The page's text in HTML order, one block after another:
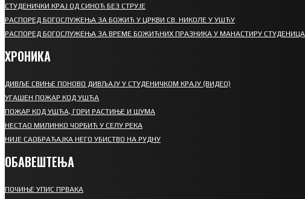
СТУДЕНИЧКИ КРАЈ ОД СИНОЋ БЕЗ СТРУЈЕ
РАСПОРЕД БОГОСЛУЖЕЊА ЗА БОЖИЋ У ЦРКВИ СВ. НИКОЛЕ У УШЋУ
РАСПОРЕД БОГОСЛУЖЕЊА ЗА ВРЕМЕ БОЖИЋНИХ ПРАЗНИКА У МАНАСТИРУ СТУДЕНИЦА
ХРОНИКА
ДИВЉЕ СВИЊЕ ПОНОВО ДИВЉАЈУ У СТУДЕНИЧКОМ КРАЈУ (ВИДЕО)
УГАШЕН ПОЖАР КОД УШЋА
ПОЖАР КОД УШЋА, ГОРИ РАСТИЊЕ И ШУМА
НЕСТАО МИЛИНКО ЧОРБИЋ У СЕЛУ РЕКА
НИЈЕ САОБРАЋАЈКА НЕГО УБИСТВО НА РУДНУ
ОБАВЕШТЕЊА
ПОЧИЊЕ УПИС ПРВАКА